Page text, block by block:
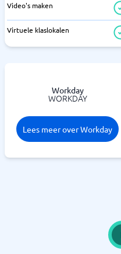
Video's maken
Virtuele klaslokalen
Workday
WORKDAY
Lees meer over Workday